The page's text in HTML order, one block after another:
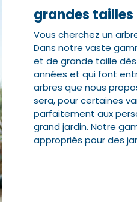
grandes tailles
Vous cherchez un
Dans notre vaste
et de grande taille dès
années et qui font
arbres que nous
sera, pour certaines
parfaitement aux
grand jardin. Notre
appropriés pour des
Numéro
Numéro